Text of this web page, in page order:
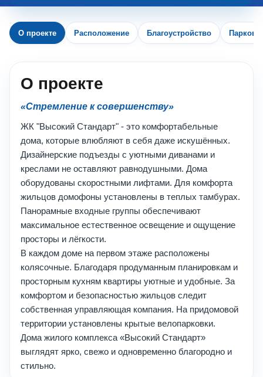
О проекте Расположение Благоустройство
О проекте
«Стремление к совершенству»
ЖК "Высокий Cтандарт" - это комфортабельные
дома, которые влюбляют в себя даже искушённых.
Дизайнерские подъезды с уютными диванами и
креслами не оставляют равнодушными. Дома
оборудованы скоростными лифтами. Для комфорта
жильцов домофоны установлены в теплых тамбурах.
Панорамные входные группы обеспечивают
максимальное естественное освещение и ощущение
просторы и лёгкости.
В каждом доме на первом этаже расположены
колясочные. Благодаря продуманным планировкам и
просторным кухням квартиры уютные и удобные. За
комфортом и безопасностью жильцов следит
собственная управляющая компания. На придомовой
территории установлены крытые велопарковки.
Дома жилого комплекса «Высокий Стандарт»
выглядят ярко, свежо и одновременно благородно и
стильно.